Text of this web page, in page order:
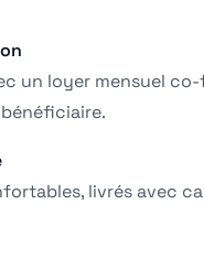
un loyer mensuel
livrés avec